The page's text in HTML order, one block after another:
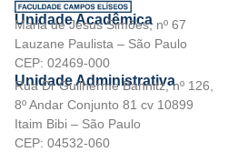
Unidade Acadêmica
Maria de Jesus Simões, nº 67
Lauzane Paulista – São Paulo
CEP: 02469-000
Unidade Administrativa
Rua Dr Guilherme Bannitz, nº 126,
8º Andar Conjunto 81 cv 10899
Itaim Bibi – São Paulo
CEP: 04532-060